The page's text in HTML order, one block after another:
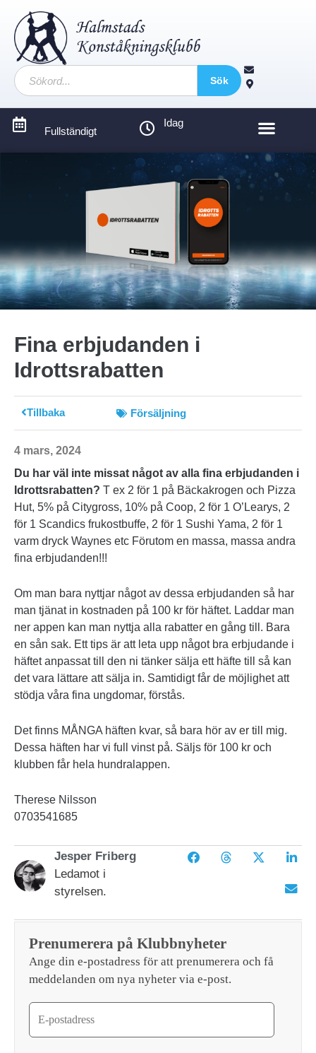
Sök
Fullständigt
Idag
Fina erbjudanden i
Idrottsrabatten
Tillbaka Försäljning
4 mars, 2024
Du har väl inte missat något av alla fina erbjudanden i
Idrottsrabatten? T ex 2 för 1 på Bäckakrogen och Pizza
Hut, 5% på Citygross, 10% på Coop, 2 för 1 O’Learys, 2
för 1 Scandics frukostbuffe, 2 för 1 Sushi Yama, 2 för 1
varm dryck Waynes etc Förutom en massa, massa andra
fina erbjudanden!!!
Om man bara nyttjar något av dessa erbjudanden så har
man tjänat in kostnaden på 100 kr för häftet. Laddar man
ner appen kan man nyttja alla rabatter en gång till. Bara
en sån sak. Ett tips är att leta upp något bra erbjudande i
häftet anpassat till den ni tänker sälja ett häfte till så kan
det vara lättare att sälja in. Samtidigt får de möjlighet att
stödja våra fina ungdomar, förstås.
Det finns MÅNGA häften kvar, så bara hör av er till mig.
Dessa häften har vi full vinst på. Säljs för 100 kr och
klubben får hela hundralappen.
Therese Nilsson
0703541685
Jesper Friberg
Ledamot i
styrelsen.
Prenumerera på Klubbnyheter
Ange din e-postadress för att prenumerera och få
meddelanden om nya nyheter via e-post.